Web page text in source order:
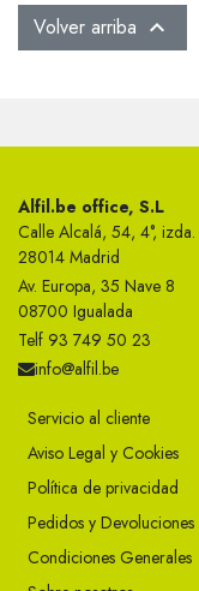
Volver arriba 
Alfil.be office, S.L
Calle Alcalá, 54, 4°, izda.
28014 Madrid
Av. Europa, 35 Nave 8
08700 Igualada
Telf 93 749 50 23
info@alfil.be
Servicio al cliente
Aviso Legal y Cookies
Política de privacidad
Pedidos y Devoluciones
Condiciones Generales